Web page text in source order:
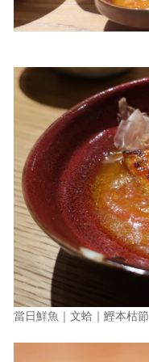
當日鮮魚｜文蛤｜鰹本枯節